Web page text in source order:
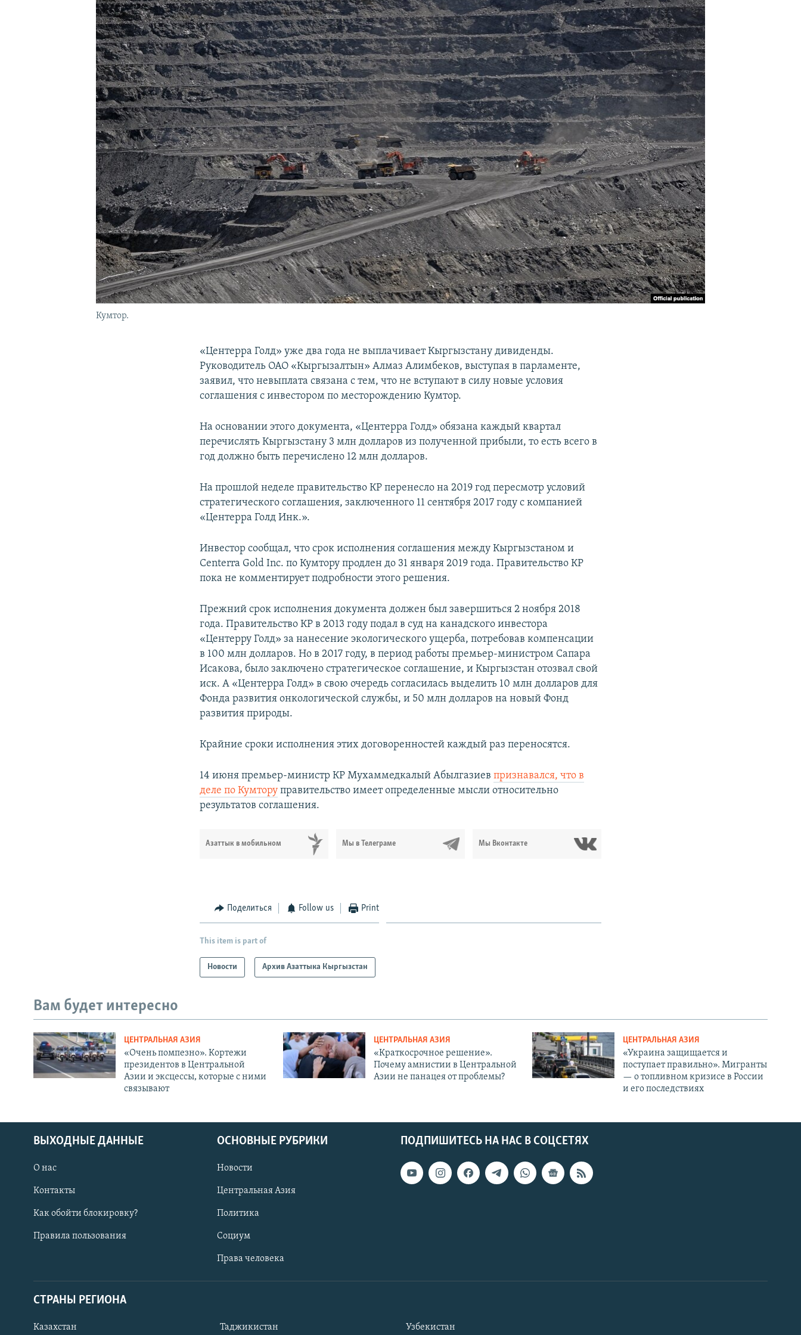
Кумтор.
«Центерра Голд» уже два года не выплачивает Кыргызстану дивиденды.
Руководитель ОАО «Кыргызалтын» Алмаз Алимбеков, выступая в парламенте,
заявил, что невыплата связана с тем, что не вступают в силу новые условия
соглашения с инвестором по месторождению Кумтор.
На основании этого документа, «Центерра Голд» обязана каждый квартал
перечислять Кыргызстану 3 млн долларов из полученной прибыли, то есть всего в
год должно быть перечислено 12 млн долларов.
На прошлой неделе правительство КР перенесло на 2019 год пересмотр условий
стратегического соглашения, заключенного 11 сентября 2017 году с компанией
«Центерра Голд Инк.».
Инвестор сообщал, что срок исполнения соглашения между Кыргызстаном и
Centerra Gold Inc. по Кумтору продлен до 31 января 2019 года. Правительство КР
пока не комментирует подробности этого решения.
Прежний срок исполнения документа должен был завершиться 2 ноября 2018
года. Правительство КР в 2013 году подал в суд на канадского инвестора
«Центерру Голд» за нанесение экологического ущерба, потребовав компенсации
в 100 млн долларов. Но в 2017 году, в период работы премьер-министром Сапара
Исакова, было заключено стратегическое соглашение, и Кыргызстан отозвал свой
иск. А «Центерра Голд» в свою очередь согласилась выделить 10 млн долларов для
Фонда развития онкологической службы, и 50 млн долларов на новый Фонд
развития природы.
Крайние сроки исполнения этих договоренностей каждый раз переносятся.
14 июня премьер-министр КР Мухаммедкалый Абылгазиевпризнавался, что в
деле по Кумтору правительство имеет определенные мысли относительно
результатов соглашения.
Азаттык в мобильном Мы в Телеграме Мы Вконтакте
Поделиться Follow us Print
This item is part of
Новости Архив Азаттыка Кыргызстан
Вам будет интересно
ЦЕНТРАЛЬНАЯ АЗИЯ
«Очень помпезно». Кортежи
президентов в Центральной
Азии и эксцессы, которые с ними
связывают
ЦЕНТРАЛЬНАЯ АЗИЯ
«Краткосрочное решение».
Почему амнистии в Центральной
Азии не панацея от проблемы?
ЦЕНТРАЛЬНАЯ АЗИЯ
«Украина защищается и
поступает правильно». Мигранты
— о топливном кризисе в России
и его последствиях
ПОДПИШИТЕСЬ НА НАС В СОЦСЕТЯХ
ВЫХОДНЫЕ ДАННЫЕ
О нас
Контакты
Как обойти блокировку?
Правила пользования
ОСНОВНЫЕ РУБРИКИ
Новости
Центральная Азия
Политика
Социум
Права человека
СТРАНЫ РЕГИОНА
Казахстан Таджикистан Узбекистан